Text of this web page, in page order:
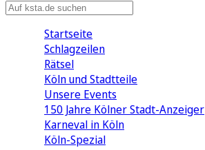
Startseite
Schlagzeilen
Rätsel
Köln und Stadtteile
Unsere Events
150 Jahre Kölner Stadt-Anzeiger
Karneval in Köln
Köln-Spezial